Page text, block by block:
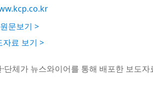
문보기 >
자료 보기 >
·단체가 뉴스와이어를 통해 배포한 보도